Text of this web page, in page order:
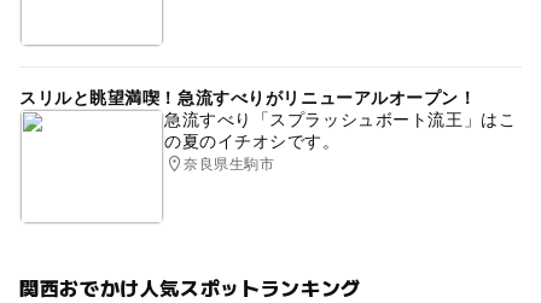
スリルと眺望満喫！急流すべりがリニューアルオープン！
急流すべり「スプラッシュボート流王」はこ
の夏のイチオシです。
奈良県生駒市
関西おでかけ人気スポットランキング